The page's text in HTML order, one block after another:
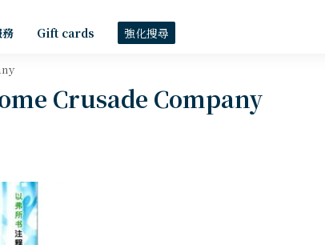
Gift cards 強化搜尋
Crusade Company